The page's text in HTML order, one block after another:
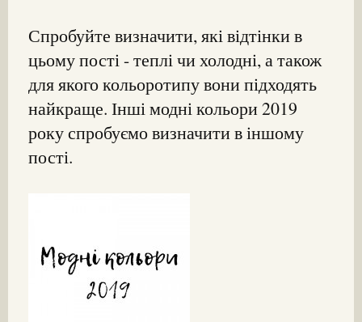
Спробуйте визначити, які відтінки в
цьому пості - теплі чи холодні, а також
для якого кольоротипу вони підходять
найкраще. Інші модні кольори 2019
року спробуємо визначити в іншому
пості.